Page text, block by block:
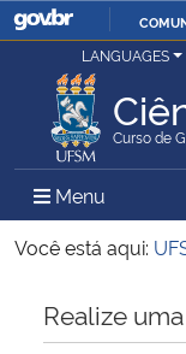
Ministério da Justiça e
Ministério da Defesa
Ministério das Relações
Ministério da Economia
LANGUAGES
Curso de
Menu Menu
Você está aqui:
Início do conteúdo
Realize